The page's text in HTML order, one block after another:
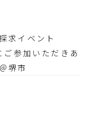
求イベント
参加いただきあ
堺市